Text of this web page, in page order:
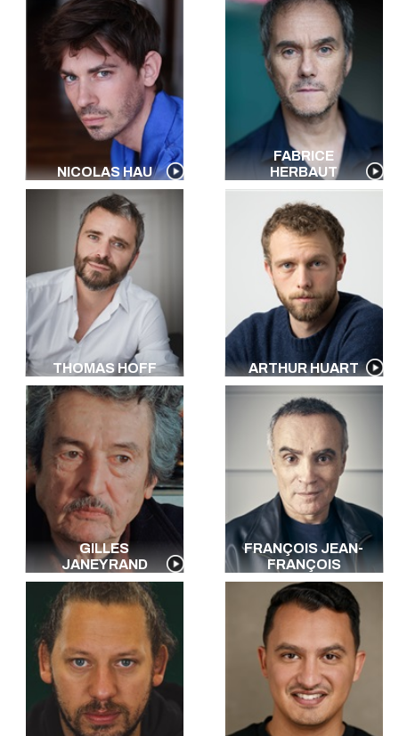
NICOLAS HAU
FABRICE
HERBAUT
THOMAS HOFF ARTHUR HUART
GILLES
JANEYRAND
FRANÇOIS JEAN-
FRANÇOIS